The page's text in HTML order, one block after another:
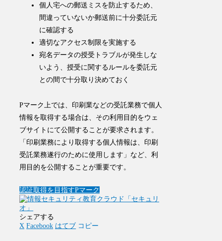
個人宅への郵送ミスを防止するため、
間違っていないか郵送前に十分委託元
に確認する
適切なアクセス制限を実施する
宛名データの授受トラブルが発生しな
いよう、授受に関するルールを委託元
との間で十分取り決めておく
Pマーク上では、印刷業などの受託業務で個人
情報を取得する場合は、その利用目的をウェ
ブサイトにて公開することが要求されます。
「 印刷業務により取得する個人情報は、印刷
受託業務遂行のために使用します 」など、利
用目的を公開することが重要です。
認証取得を目指すPマーク
シェアする
X Facebook はてブ コピー